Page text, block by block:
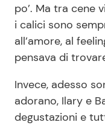
po’. Ma tra cene
i calici sono
all’amore, al
pensava di
Invece, adesso
adorano, Ilary e
degustazioni e